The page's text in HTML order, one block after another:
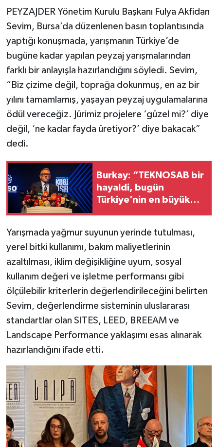
PEYZAJDER Yönetim Kurulu Başkanı Fulya Akfidan
Sevim, Bursa’da düzenlenen basın toplantısında
yaptığı konuşmada, yarışmanın Türkiye’de
bugüne kadar yapılan peyzaj yarışmalarından
farklı bir anlayışla hazırlandığını söyledi. Sevim,
“Biz çizime değil, toprağa dokunmuş, en az bir
yılını tamamlamış, yaşayan peyzaj uygulamalarına
ödül vereceğiz. Jürimiz projelere ‘güzel mi?’ diye
değil, ‘ne kadar fayda üretiyor?’ diye bakacak”
dedi.
Burkay: “TEKNOSAB bir
hayaldi, bugün
Türkiye’nin en büyük
Yarışmada yağmur suyunun yerinde tutulması,
yerel bitki kullanımı, bakım maliyetlerinin
azaltılması, iklim değişikliğine uyum, sosyal
kullanım değeri ve işletme performansı gibi
ölçülebilir kriterlerin değerlendirileceğini belirten
Sevim, değerlendirme sisteminin uluslararası
standartlar olan SITES, LEED, BREEAM ve
Landscape Performance yaklaşımı esas alınarak
hazırlandığını ifade etti.